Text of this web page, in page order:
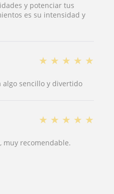
y potenciar tus
es su intensidad y
★ ★ ★ ★ ★
algo sencillo y divertido
★ ★ ★ ★ ★
muy recomendable.